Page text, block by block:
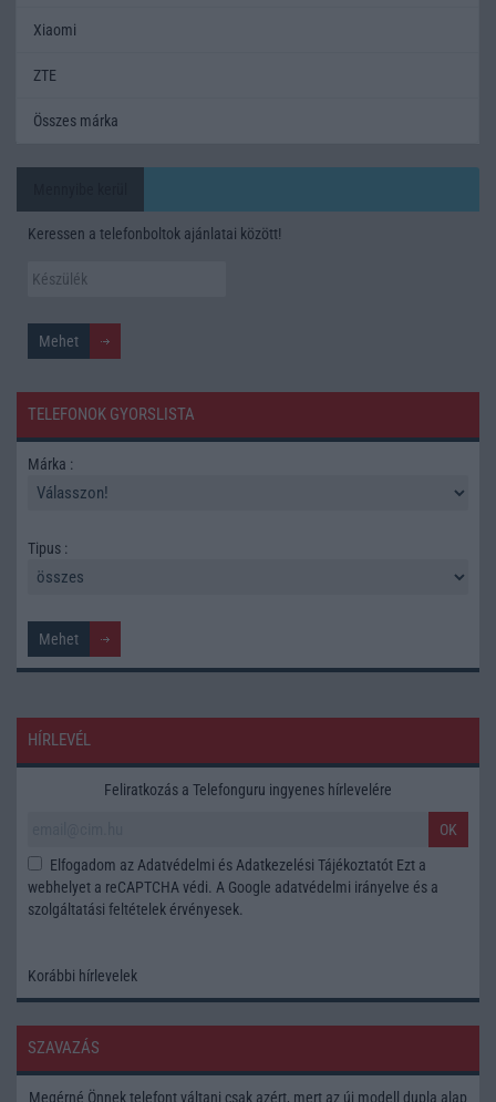
Xiaomi
ZTE
Összes márka
Keressen a telefonboltok ajánlatai között!
TELEFONOK GYORSLISTA
Márka :
Tipus :
HÍRLEVÉL
Feliratkozás a Telefonguru ingyenes hírlevelére
OK
Elfogadom az Adatvédelmi és Adatkezelési Tájékoztatót Ezt a
webhelyet a reCAPTCHA védi. A Google adatvédelmi irányelve és a
szolgáltatási feltételek érvényesek.
Korábbi hírlevelek
SZAVAZÁS
Megérné Önnek telefont váltani csak azért, mert az új modell dupla alap